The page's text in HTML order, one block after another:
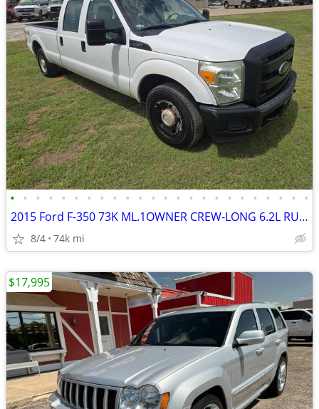
• • • • • • • • • • • • • • • • • • • • • • • •
2015 Ford F-350 73K ML.1OWNER CREW-LONG 6.2L RUNS&DRIVES GREAT A/C
8/4 74k mi
$17,995